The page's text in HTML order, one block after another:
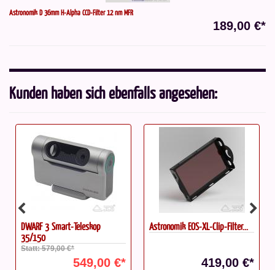
Astronomik D 36mm H-Alpha CCD-Filter 12 nm MFR
189,00 €*
Kunden haben sich ebenfalls angesehen:
Astronomik EOS-XL-Clip-Filter...
419,00 €*
Astronomik D 36mm OIII...
249,00 €*